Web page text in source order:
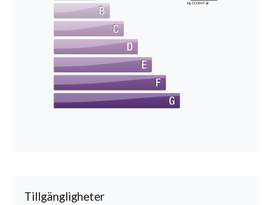
kg CO2/m².år
Tillgängligheter